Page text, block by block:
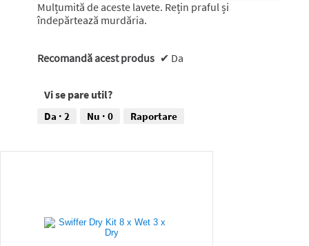
stele.
Mulțumită de aceste lavete. Rețin praful și
îndepărtează murdăria.
Recomandă acest produs ✔ Da
Vi se pare util?
Da · 2 Nu · 0 Raportare